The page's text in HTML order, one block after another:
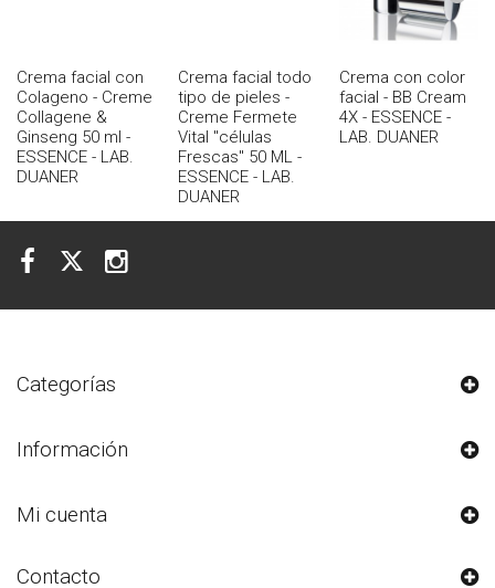
Crema facial con
Colageno - Creme
Collagene &
Ginseng 50 ml -
ESSENCE - LAB.
DUANER
Crema facial todo
tipo de pieles -
Creme Fermete
Vital "células
Frescas" 50 ML -
ESSENCE - LAB.
DUANER
Crema con color
facial - BB Cream
4X - ESSENCE -
LAB. DUANER
Categorías
Información
Mi cuenta
Contacto